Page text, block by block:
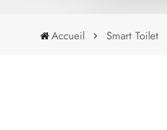
Accueil Smart Toilet